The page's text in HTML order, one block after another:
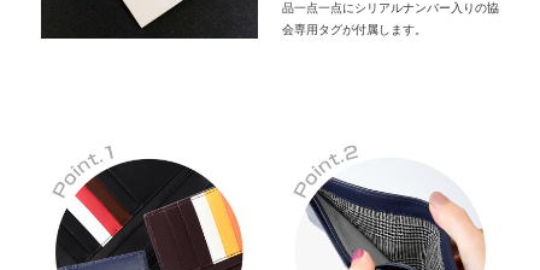
品一点一点にシリアルナンバー入りの協
会専用タグが付属します。